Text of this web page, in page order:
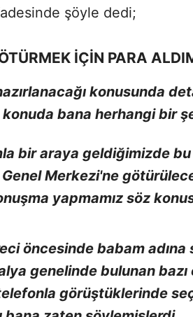
şöyle dedi;
İÇİN PARA
konusunda
konuda bana herhangi bir
bir araya geldiğimizde
Merkezi'ne
yapmamız söz
öncesinde babam adına
genelinde bulunan bazı
görüştüklerinde